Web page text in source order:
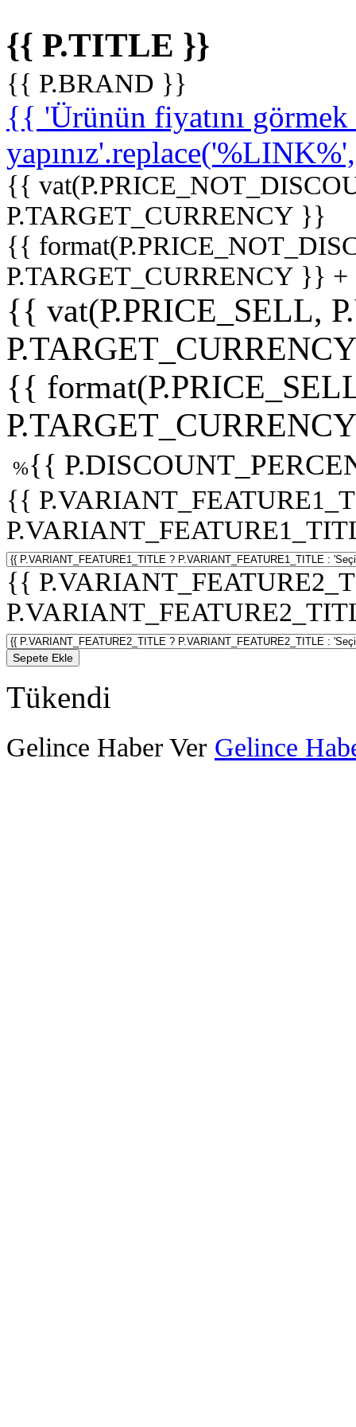
{{ P.TITLE }}
{{ P.BRAND }}
{{ 'Ürünün fiyatını
{{
P.TARGET_CURRENCY }}
{{
P.TARGET_CURRENCY }}
{{ vat(P.PRICE_SELL,
{{
%{{
{{
{{
Sepete Ekle
Tükendi
Gelince Haber Ver Gelince